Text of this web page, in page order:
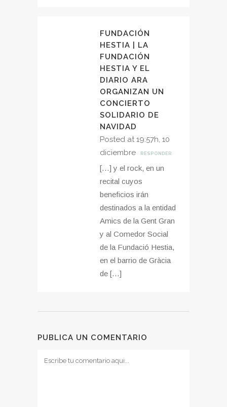
FUNDACIÓN
HESTIA | LA
FUNDACIÓN
HESTIA Y EL
DIARIO ARA
ORGANIZAN UN
CONCIERTO
SOLIDARIO DE
NAVIDAD
Posted at 19:57h, 10
diciembre
RESPONDER
[…] y el rock, en un
recital cuyos
beneficios irán
destinados a la entidad
Amics de la Gent Gran
y al Comedor Social
de la Fundació Hestia,
en el barrio de Gràcia
de […]
PUBLICA UN COMENTARIO